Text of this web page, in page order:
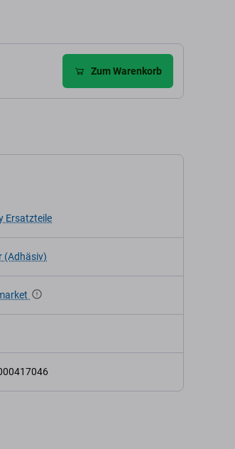
Zum Warenkorb
Ersatzteile
(Adhäsiv)